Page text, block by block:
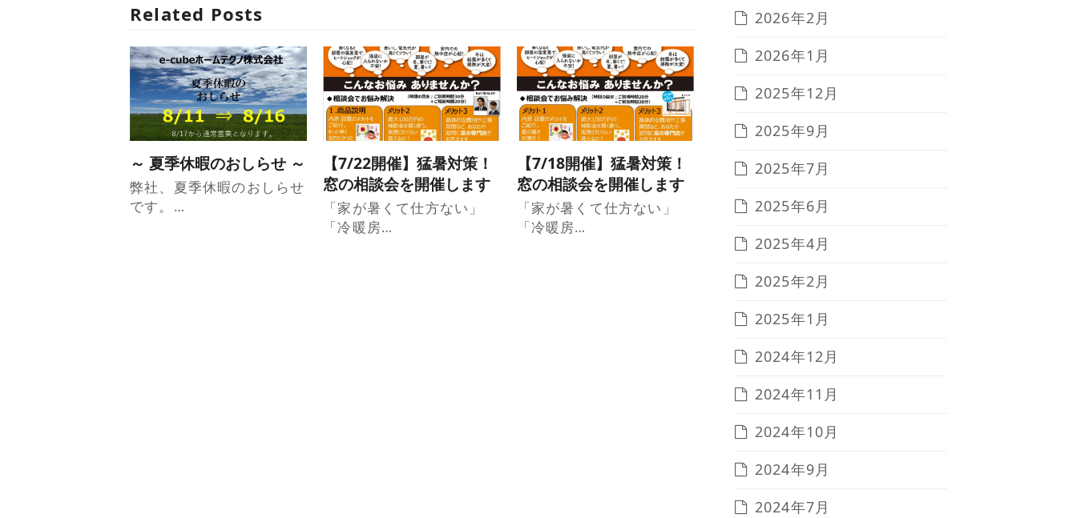
Related Posts
～ 夏季休暇のおしらせ ～
弊社、夏季休暇のおしらせ
です。…
【7/22開催】猛暑対策！
窓の相談会を開催します
「家が暑くて仕方ない」
「冷暖房…
【7/18開催】猛暑対策！
窓の相談会を開催します
「家が暑くて仕方ない」
「冷暖房…
2026年2月
2026年1月
2025年12月
2025年9月
2025年7月
2025年6月
2025年4月
2025年2月
2025年1月
2024年12月
2024年11月
2024年10月
2024年9月
2024年7月